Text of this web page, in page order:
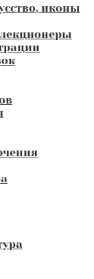
иконы